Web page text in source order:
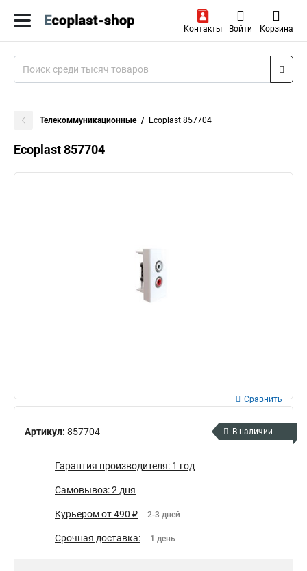
Контакты Войти Корзина
Телекоммуникационные Ecoplast 857704
Ecoplast 857704
Артикул: 857704
Сравнить
В наличии
Гарантия производителя: 1 год
Самовывоз: 2 дня
Курьером от 490 ₽ 2-3 дней
Срочная доставка: 1 день